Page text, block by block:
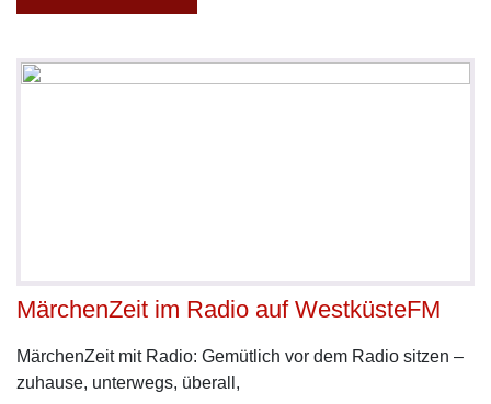
MärchenZeit im Radio auf WestküsteFM
MärchenZeit mit Radio: Gemütlich vor dem Radio sitzen –
zuhause, unterwegs, überall,